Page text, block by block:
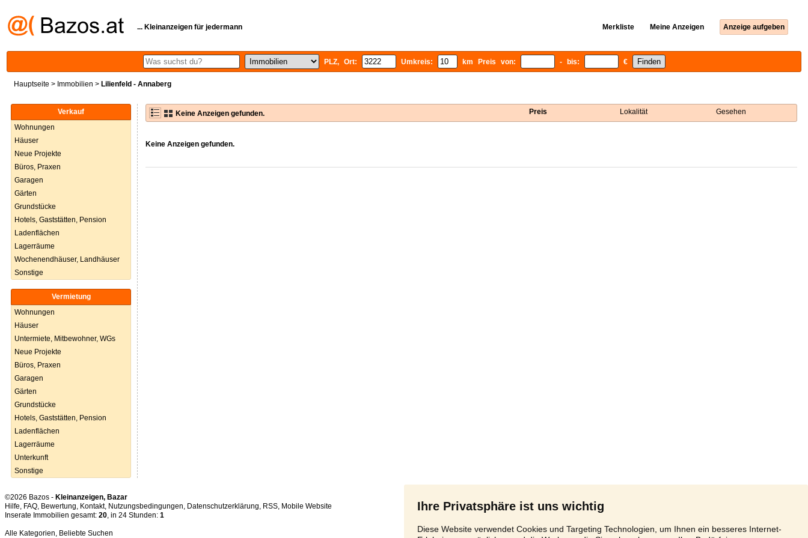
Ihre Privatsphäre ist uns wichtig
Diese Website verwendet Cookies und Targeting Technologien, um Ihnen ein besseres Internet-
... Kleinanzeigen für jedermann Merkliste Meine Anzeigen Anzeige aufgeben
PLZ, Ort: Umkreis: km Preis von: - bis: €
Hauptseite > Immobilien > Lilienfeld - Annaberg
Verkauf
Wohnungen
Häuser
Neue Projekte
Büros, Praxen
Garagen
Gärten
Grundstücke
Hotels, Gaststätten, Pension
Ladenflächen
Lagerräume
Wochenendhäuser, Landhäuser
Sonstige
Vermietung
Wohnungen
Häuser
Untermiete, Mitbewohner, WGs
Neue Projekte
Büros, Praxen
Garagen
Gärten
Grundstücke
Hotels, Gaststätten, Pension
Ladenflächen
Lagerräume
Unterkunft
Sonstige
Keine Anzeigen gefunden. Preis Lokalität Gesehen
Keine Anzeigen gefunden.
©2026 Bazos - Kleinanzeigen, Bazar
Hilfe, FAQ, Bewertung, Kontakt, Nutzungsbedingungen, Datenschutzerklärung, RSS,
Inserate Immobilien gesamt: 20, in 24 Stunden: 1
Alle Kategorien, Beliebte Suchen